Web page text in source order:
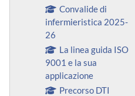
Convalide di
infermieristica 2025-
26
La linea guida ISO
9001 e la sua
applicazione
Precorso DTI